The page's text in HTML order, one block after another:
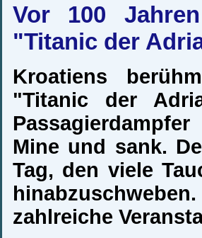
Vor 100
"Titanic der
Kroatiens
"Titanic der
Mine und sank.
Tag, den viele
zahlreiche